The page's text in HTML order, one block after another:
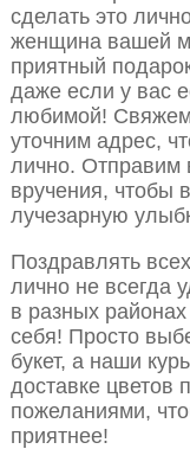
сделать это
женщина вашей
приятный
даже если у вас
любимой!
уточним адрес,
лично. Отправим
вручения, чтобы
лучезарную
Поздравлять
лично не всегда
в разных
себя! Просто
букет, а наши
доставке цветов
пожеланиями,
приятнее!